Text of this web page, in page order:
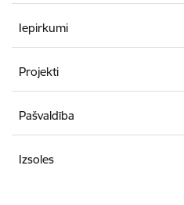
Iepirkumi
Projekti
Pašvaldība
Izsoles